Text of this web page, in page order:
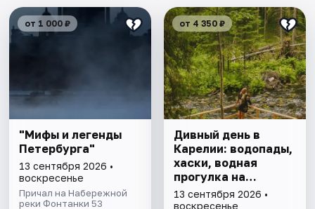
от 1 000 ₽
"Мифы и легенды
Петербурга"
13 сентября 2026 •
воскресенье
Причал на Набережной
реки Фонтанки 53
от 4 350 ₽
Дивный день в
Карелии: водопады,
хаски, водная
прогулка на
драккаре к
форелевой ферме
13 сентября 2026 •
воскресенье